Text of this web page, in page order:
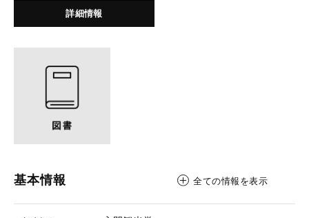
詳細情報
基本情報 全ての情報を表示